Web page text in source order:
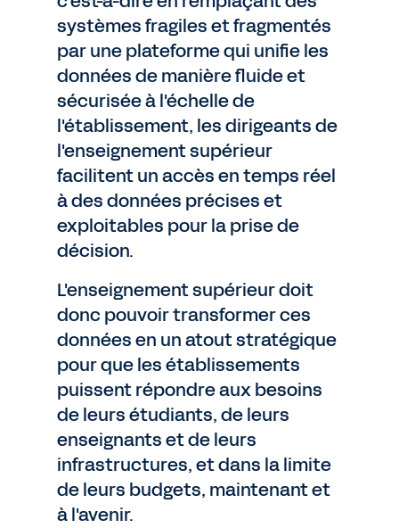
systèmes fragiles et fragmentés
par une plateforme qui unifie les
données de manière fluide et
sécurisée à l'échelle de
l'établissement, les dirigeants de
l'enseignement supérieur
facilitent un accès en temps réel
à des données précises et
exploitables pour la prise de
décision.
L'enseignement supérieur doit
donc pouvoir transformer ces
données en un atout stratégique
pour que les établissements
puissent répondre aux besoins
de leurs étudiants, de leurs
enseignants et de leurs
infrastructures, et dans la limite
de leurs budgets, maintenant et
à l'avenir.